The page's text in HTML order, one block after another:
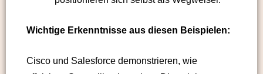
Wichtige Erkenntnisse aus diesen Beispielen:
Cisco und Salesforce demonstrieren, wie